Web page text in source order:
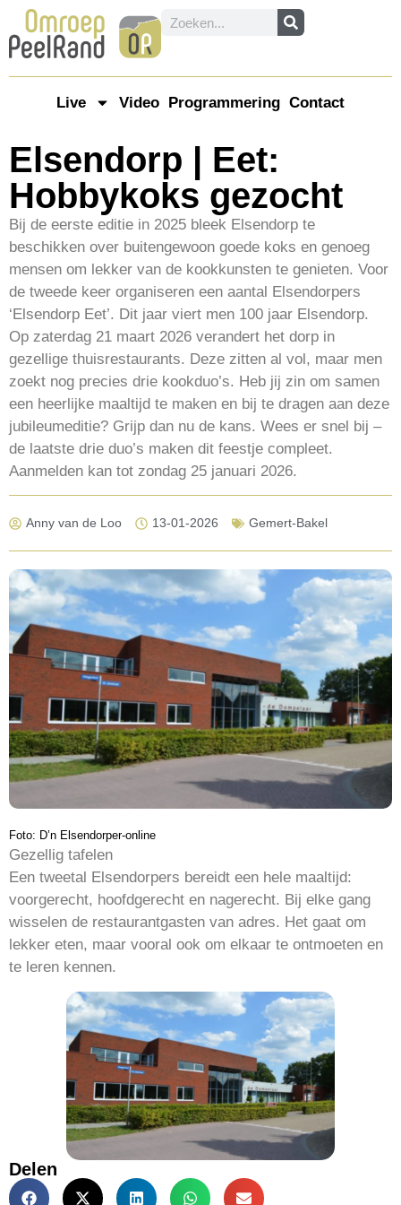
Live Video Programmering Contact
Elsendorp | Eet:
Hobbykoks gezocht
Bij de eerste editie in 2025 bleek Elsendorp te
beschikken over buitengewoon goede koks en genoeg
mensen om lekker van de kookkunsten te genieten. Voor
de tweede keer organiseren een aantal Elsendorpers
‘Elsendorp Eet’. Dit jaar viert men 100 jaar Elsendorp.
Op zaterdag 21 maart 2026 verandert het dorp in
gezellige thuisrestaurants. Deze zitten al vol, maar men
zoekt nog precies drie kookduo’s. Heb jij zin om samen
een heerlijke maaltijd te maken en bij te dragen aan deze
jubileumeditie? Grijp dan nu de kans. Wees er snel bij –
de laatste drie duo’s maken dit feestje compleet.
Aanmelden kan tot zondag 25 januari 2026.
Anny van de Loo 13-01-2026 Gemert-Bakel
Foto: D’n Elsendorper-online
Gezellig tafelen
Een tweetal Elsendorpers bereidt een hele maaltijd:
voorgerecht, hoofdgerecht en nagerecht. Bij elke gang
wisselen de restaurantgasten van adres. Het gaat om
lekker eten, maar vooral ook om elkaar te ontmoeten en
te leren kennen.
Delen